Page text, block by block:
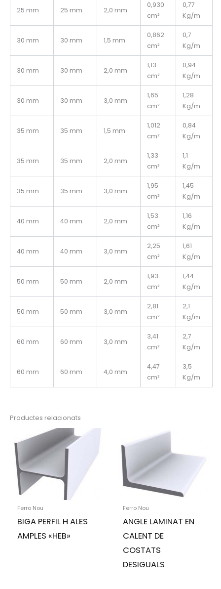
25 mm 25 mm 2,0 mm
0,930
cm²
0,77
Kg/m
30 mm 30 mm 1,5 mm
0,862
cm²
0,7
Kg/m
30 mm 30 mm 2,0 mm
1,13
cm²
0,94
Kg/m
30 mm 30 mm 3,0 mm
1,65
cm²
1,28
Kg/m
35 mm 35 mm 1,5 mm
1,012
cm²
0,84
Kg/m
35 mm 35 mm 2,0 mm
1,33
cm²
1,1
Kg/m
35 mm 35 mm 3,0 mm
1,95
cm²
1,45
Kg/m
40 mm 40 mm 2,0 mm
1,53
cm²
1,16
Kg/m
40 mm 40 mm 3,0 mm
2,25
cm²
1,61
Kg/m
50 mm 50 mm 2,0 mm
1,93
cm²
1,44
Kg/m
50 mm 50 mm 3,0 mm
2,81
cm²
2,1
Kg/m
60 mm 60 mm 3,0 mm
3,41
cm²
2,7
Kg/m
60 mm 60 mm 4,0 mm
4,47
cm²
3,5
Kg/m
Productes relacionats
Ferro Nou
BIGA PERFIL H ALES
AMPLES «HEB»
Ferro Nou
ANGLE LAMINAT EN
CALENT DE
COSTATS
DESIGUALS